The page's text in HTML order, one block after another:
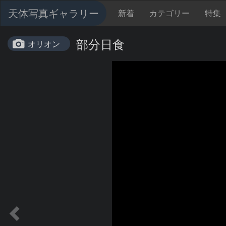
天体写真ギャラリー 新着 カテゴリー 特集
オリオン 部分日食